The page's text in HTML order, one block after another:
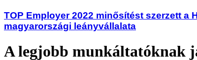
TOP Employer 2022 minősítést szerzett a
magyarországi leányvállalata
A legjobb munkáltatóknak